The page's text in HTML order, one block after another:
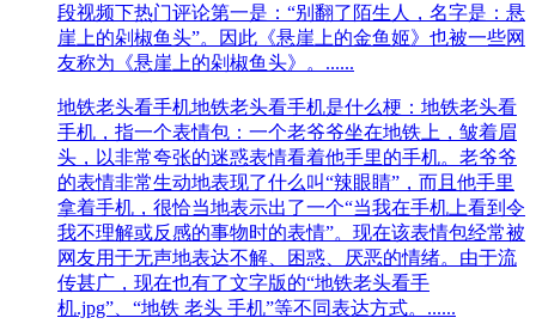
段视频下热门评论第一是：“别翻了陌生人，名字是：悬
崖上的剁椒鱼头”。因此《悬崖上的金鱼姬》也被一些网
友称为《悬崖上的剁椒鱼头》。......
地铁老头看手机地铁老头看手机是什么梗：地铁老头看
手机，指一个表情包：一个老爷爷坐在地铁上，皱着眉
头，以非常夸张的迷惑表情看着他手里的手机。老爷爷
的表情非常生动地表现了什么叫“辣眼睛”，而且他手里
拿着手机，很恰当地表示出了一个“当我在手机上看到令
我不理解或反感的事物时的表情”。现在该表情包经常被
网友用于无声地表达不解、困惑、厌恶的情绪。由于流
传甚广，现在也有了文字版的“地铁老头看手
机.jpg”、“地铁 老头 手机”等不同表达方式。......